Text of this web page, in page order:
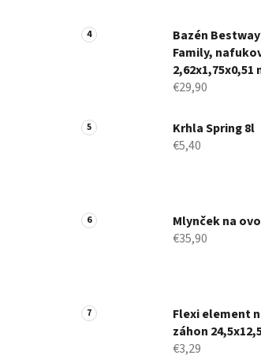
Bazén
Family,
2,62x1,75x0,51
€29,90
Krhla Spring 8l
€5,40
Mlynček na
€35,90
Flexi element
záhon
€3,29